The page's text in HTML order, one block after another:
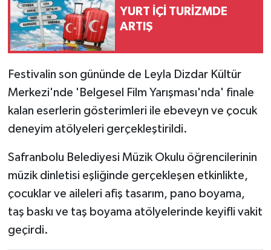
YURT İÇİ TURİZMDE
ARTIŞ
Festivalin son gününde de Leyla Dizdar Kültür
Merkezi'nde 'Belgesel Film Yarışması'nda' finale
kalan eserlerin gösterimleri ile ebeveyn ve çocuk
deneyim atölyeleri gerçekleştirildi.
Safranbolu Belediyesi Müzik Okulu öğrencilerinin
müzik dinletisi eşliğinde gerçekleşen etkinlikte,
çocuklar ve aileleri afiş tasarım, pano boyama,
taş baskı ve taş boyama atölyelerinde keyifli vakit
geçirdi.